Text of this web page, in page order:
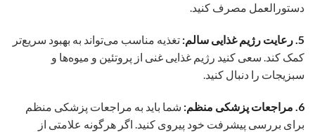
دستورالعمل مصرف کنید.
5. رعایت رژیم غذایی سالم:
تغذیه مناسب می‌تواند به بهبود سریع‌تر
کمک کند. سعی کنید رژیم غذایی غنی از پروتئین و میوه‌ها و
سبزیجات را دنبال کنید.
6. مراجعات پزشکی منظم:
شما باید به مراجعات پزشکی منظم
برای بررسی پیشرفت خود پیروی کنید. اگر هرگونه علامتی از